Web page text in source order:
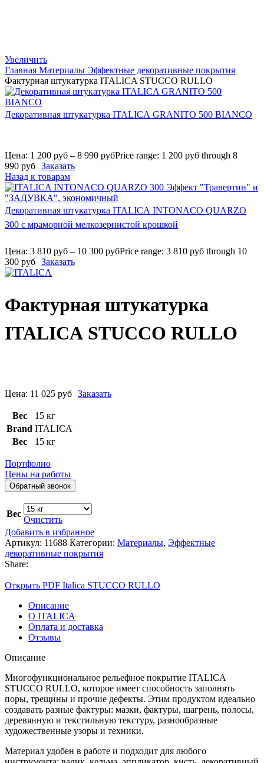
Увеличить
Главная Материалы Эффектные декоративные покрытия
Фактурная штукатурка ITALICA STUCCO RULLO
Декоративная штукатурка ITALICA GRANITO 500 BIANCO
Цена: 1 200 руб – 8 990 рубPrice range: 1 200 руб through 8
990 руб Заказать
Назад к товарам
Декоративная штукатурка ITALICA INTONACO QUARZO
300 с мраморной мелкозернистой крошкой
Цена: 3 810 руб – 10 300 рубPrice range: 3 810 руб through 10
300 руб Заказать
Фактурная штукатурка
ITALICA STUCCO RULLO
Цена: 11 025 руб Заказать
Вес
15 кг
Brand ITALICA
Вес
15 кг
Портфолио
Цены на работы
Обратный звонок
Вес
Очистить
Добавить в избранное
Артикул: 11688 Категории: Материалы, Эффектные
декоративные покрытия
Share:
Открыть PDF Italica STUCCO RULLO
Описание
О ITALICA
Оплата и доставка
Отзывы
Описание
Многофункциональное рельефное покрытие ITALICA
STUCCO RULLO, которое имеет способность заполнять
поры, трещины и прочие дефекты. Этим продуктом идеально
создавать разные фактуры: мазки, фактуры, шагрень, полосы,
деревянную и текстильную текстуру, разнообразные
художественные узоры и техники.
Материал удобен в работе и подходит для любого